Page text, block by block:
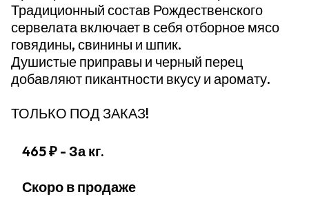
Традиционный состав Рождественского
сервелата включает в себя отборное мясо
говядины, свинины и шпик.
Душистые приправы и черный перец
добавляют пикантности вкусу и аромату.
ТОЛЬКО ПОД ЗАКАЗ!
465 ₽ - За кг.
Скоро в продаже